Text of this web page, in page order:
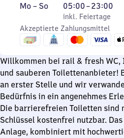
Montag
Sonntag
Mo – So,
inkl. Feiertage
05:00–23:00
Von
5
Uhr
bis
Uhr
inkl. Feiertage
Akzeptierte Zahlungsmittel
Willkommen bei rail & fresh
und sauberen Toilettenanbieter!
an erster Stelle und wir
Bedürfnis in ein angenehmes
Die barrierefreien Toiletten sind
Schlüssel kostenfrei nutzbar.
Anlage, kombiniert mit